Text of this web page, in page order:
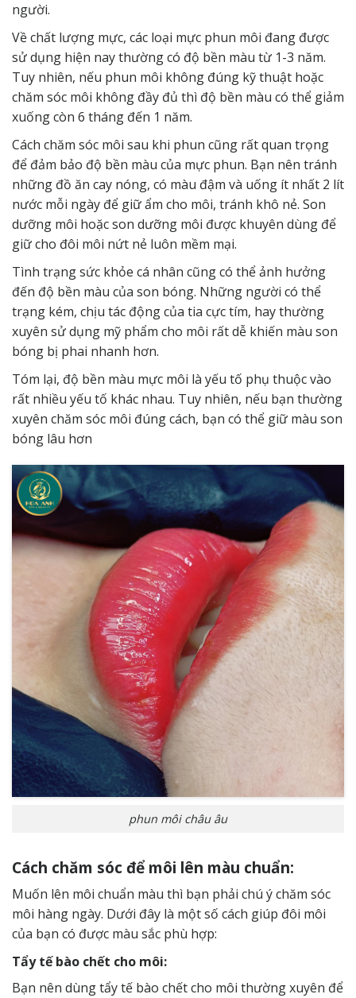
người.
Về chất lượng mực, các loại mực phun môi đang được
sử dụng hiện nay thường có độ bền màu từ 1-3 năm.
Tuy nhiên, nếu phun môi không đúng kỹ thuật hoặc
chăm sóc môi không đầy đủ thì độ bền màu có thể giảm
xuống còn 6 tháng đến 1 năm.
Cách chăm sóc môi sau khi phun cũng rất quan trọng
để đảm bảo độ bền màu của mực phun. Bạn nên tránh
những đồ ăn cay nóng, có màu đậm và uống ít nhất 2 lít
nước mỗi ngày để giữ ẩm cho môi, tránh khô nẻ. Son
dưỡng môi hoặc son dưỡng môi được khuyên dùng để
giữ cho đôi môi nứt nẻ luôn mềm mại.
Tình trạng sức khỏe cá nhân cũng có thể ảnh hưởng
đến độ bền màu của son bóng. Những người có thể
trạng kém, chịu tác động của tia cực tím, hay thường
xuyên sử dụng mỹ phẩm cho môi rất dễ khiến màu son
bóng bị phai nhanh hơn.
Tóm lại, độ bền màu mực môi là yếu tố phụ thuộc vào
rất nhiều yếu tố khác nhau. Tuy nhiên, nếu bạn thường
xuyên chăm sóc môi đúng cách, bạn có thể giữ màu son
bóng lâu hơn
phun môi châu âu
Cách chăm sóc để môi lên màu chuẩn:
Muốn lên môi chuẩn màu thì bạn phải chú ý chăm sóc
môi hàng ngày. Dưới đây là một số cách giúp đôi môi
của bạn có được màu sắc phù hợp:
Tẩy tế bào chết cho môi:
Bạn nên dùng tẩy tế bào chết cho môi thường xuyên để